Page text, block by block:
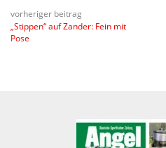
vorheriger beitrag
„Stippen“ auf Zander: Fein mit
Pose